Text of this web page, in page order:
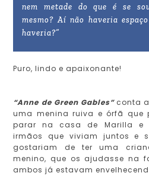
nem metade do que é se
mesmo? Aí não haveria
haveria?”
Puro, lindo e apaixonante!
“Anne de Green Gables”conta a
uma menina ruiva e órfã que
parar na casa de Marilla e
irmãos que viviam juntos e
gostariam de ter uma
menino, que os ajudasse na
ambos já estavam